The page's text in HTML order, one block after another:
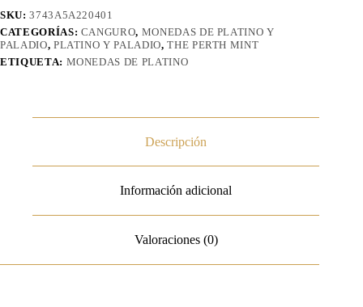
cantidad
SKU:3743A5A220401
CATEGORÍAS: CANGURO, MONEDAS DE PLATINO Y
PALADIO, PLATINO Y PALADIO,THE PERTH MINT
ETIQUETA: MONEDAS DE PLATINO
Descripción
Información adicional
Valoraciones (0)